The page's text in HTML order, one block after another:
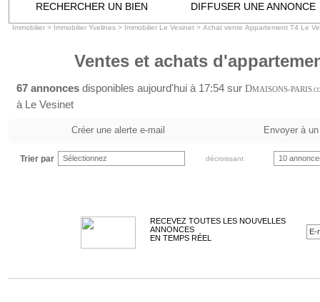
RECHERCHER UN BIEN DIFFUSER UNE ANNONCE
Immobilier > Immobilier Yvelines > Immobilier Le Vesinet > Achat vente Appartement T4 Le
Ventes et achats
67 annonces disponibles aujourd'hui à 17:54 sur DMAISONS-PARIS
à Le Vesinet
Créer une alerte e-mail Envoyer à
Trier par Sélectionnez décroissant 10
RECEVEZ TOUTES LES NOUVELLES
ANNONCES
EN TEMPS RÉEL